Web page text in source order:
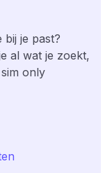
je past?
al wat je zoekt,
only